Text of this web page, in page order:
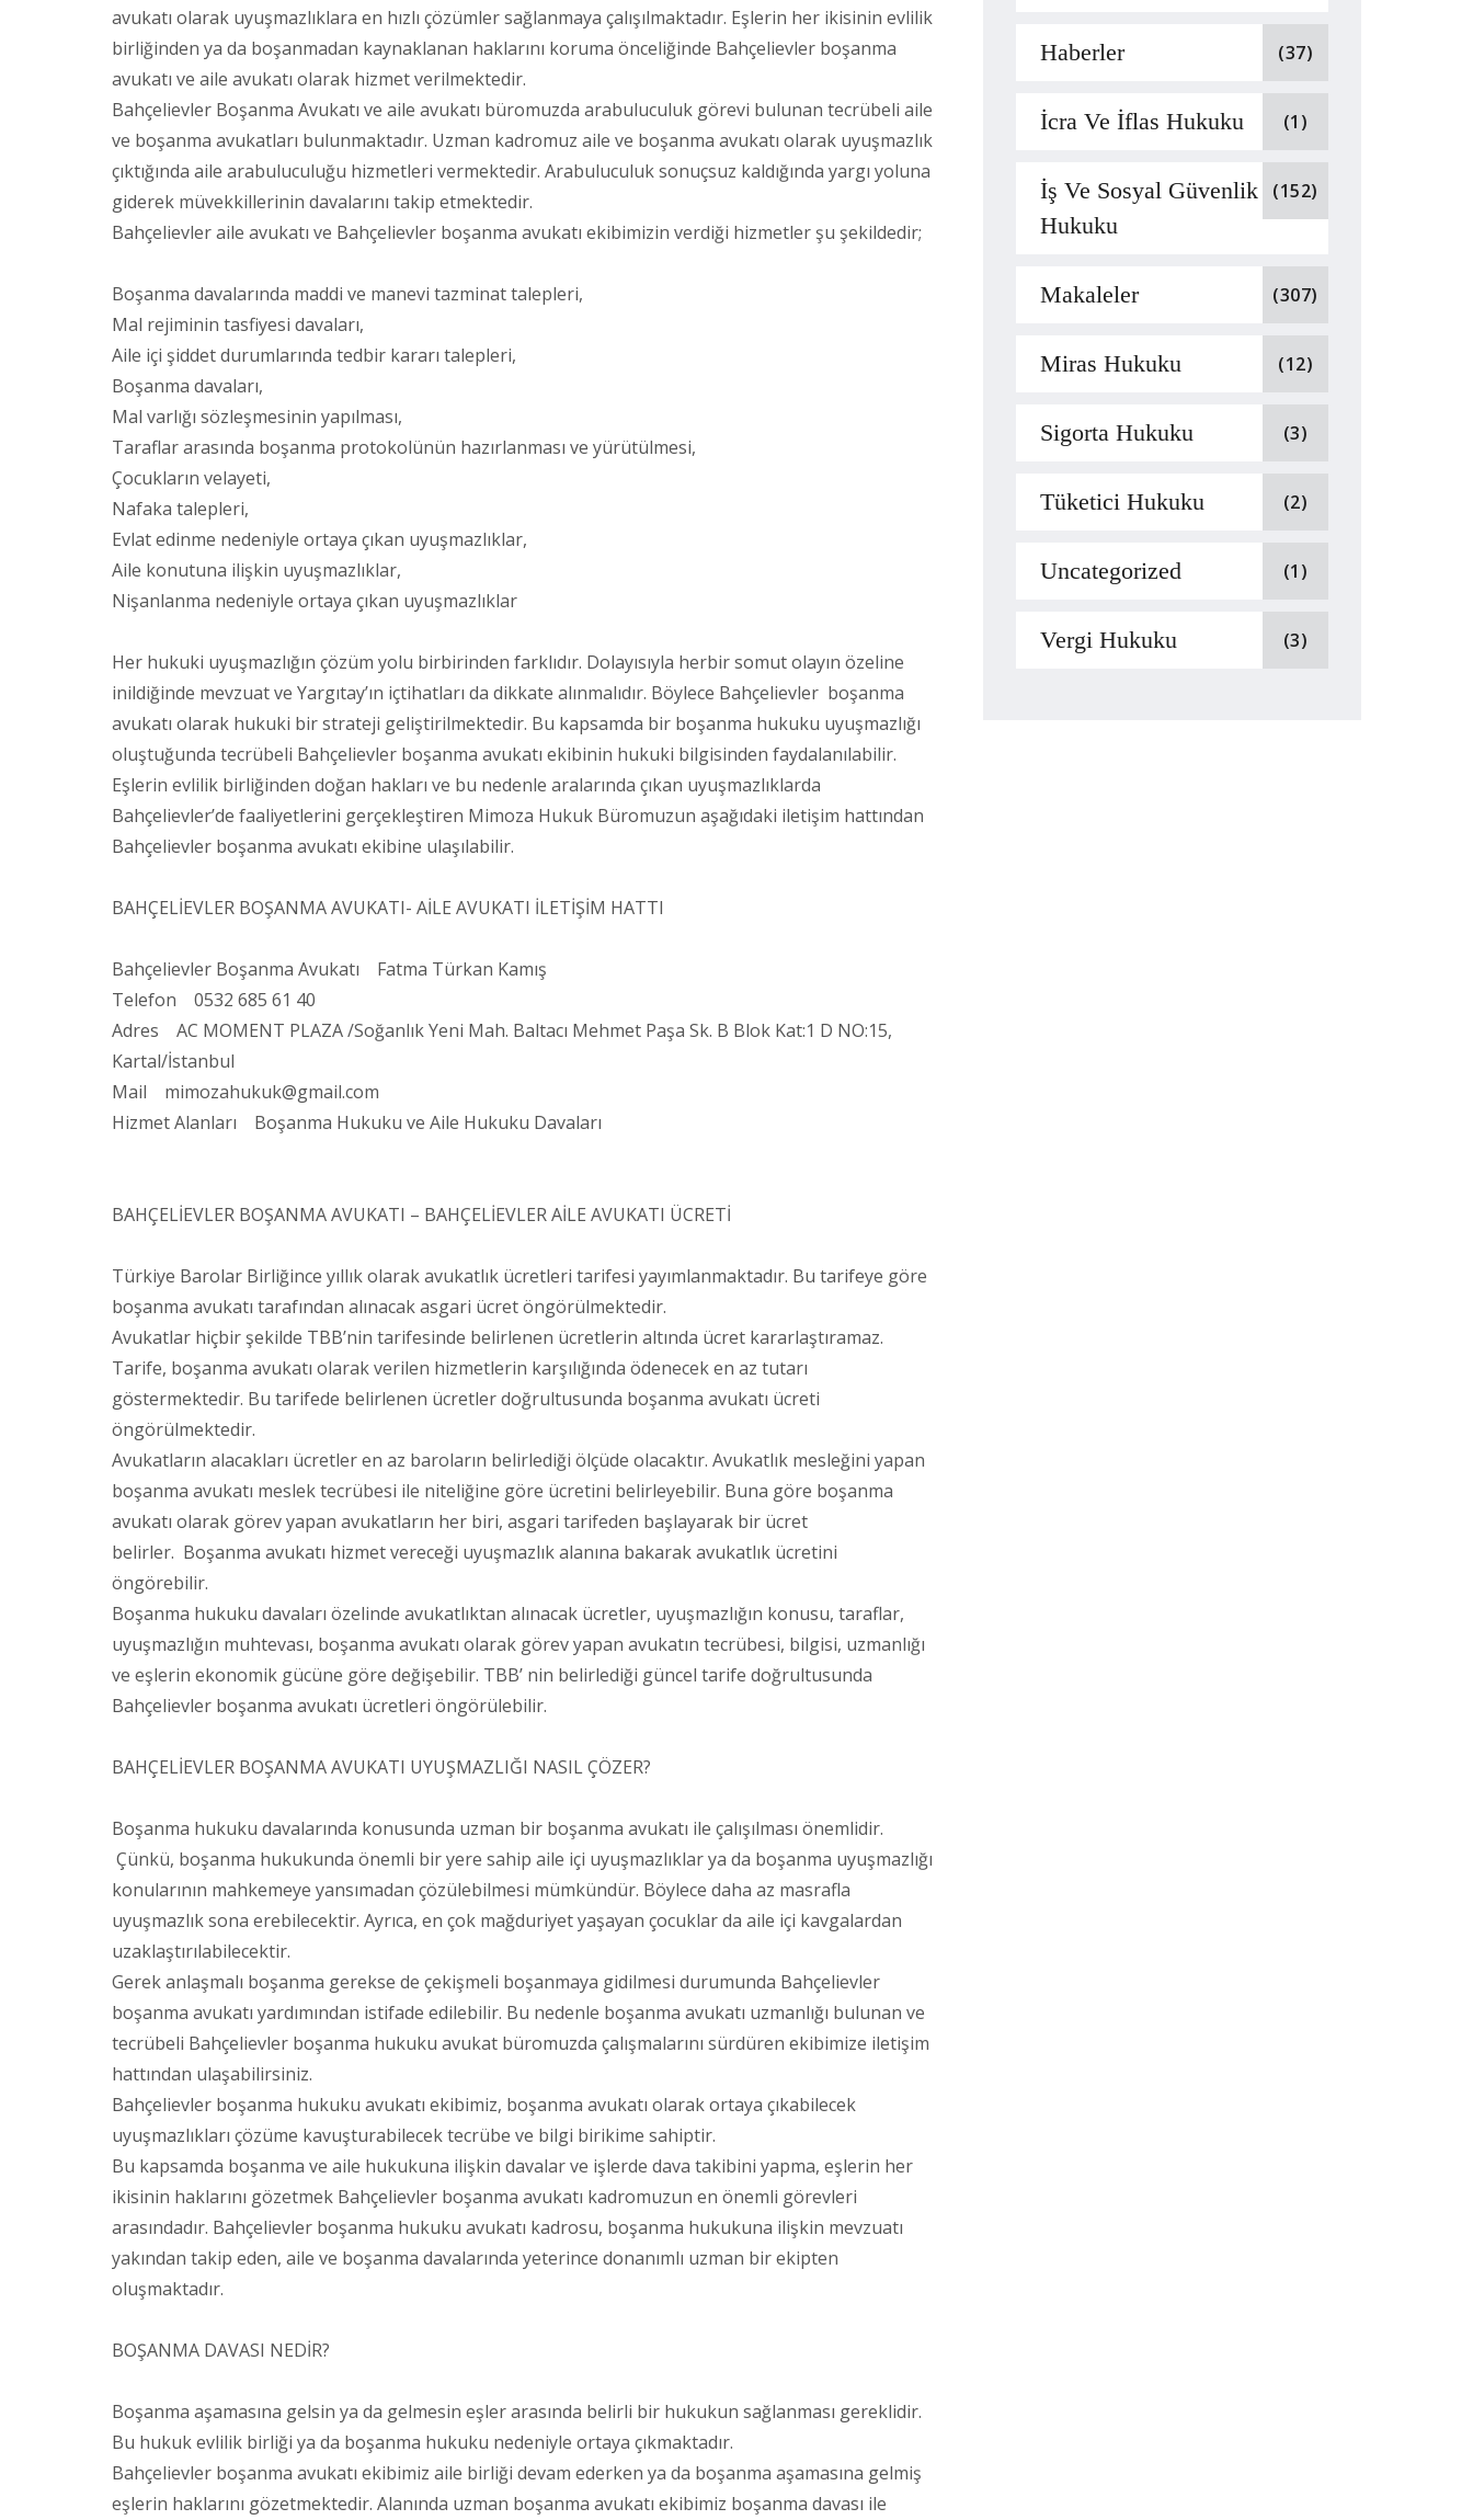
avukatı olarak uyuşmazlıklara en hızlı çözümler sağlanmaya çalışılmaktadır. Eşlerin her ikisinin evlilik
birliğinden ya da boşanmadan kaynaklanan haklarını koruma önceliğinde Bahçelievler boşanma
avukatı ve aile avukatı olarak hizmet verilmektedir.
Bahçelievler Boşanma Avukatı ve aile avukatı büromuzda arabuluculuk görevi bulunan tecrübeli aile
ve boşanma avukatları bulunmaktadır. Uzman kadromuz aile ve boşanma avukatı olarak uyuşmazlık
çıktığında aile arabuluculuğu hizmetleri vermektedir. Arabuluculuk sonuçsuz kaldığında yargı yoluna
giderek müvekkillerinin davalarını takip etmektedir.
Bahçelievler aile avukatı ve Bahçelievler boşanma avukatı ekibimizin verdiği hizmetler şu şekildedir;
Boşanma davalarında maddi ve manevi tazminat talepleri,
Mal rejiminin tasfiyesi davaları,
Aile içi şiddet durumlarında tedbir kararı talepleri,
Boşanma davaları,
Mal varlığı sözleşmesinin yapılması,
Taraflar arasında boşanma protokolünün hazırlanması ve yürütülmesi,
Çocukların velayeti,
Nafaka talepleri,
Evlat edinme nedeniyle ortaya çıkan uyuşmazlıklar,
Aile konutuna ilişkin uyuşmazlıklar,
Nişanlanma nedeniyle ortaya çıkan uyuşmazlıklar
Her hukuki uyuşmazlığın çözüm yolu birbirinden farklıdır. Dolayısıyla herbir somut olayın özeline
inildiğinde mevzuat ve Yargıtay’ın içtihatları da dikkate alınmalıdır. Böylece Bahçelievler boşanma
avukatı olarak hukuki bir strateji geliştirilmektedir. Bu kapsamda bir boşanma hukuku uyuşmazlığı
oluştuğunda tecrübeli Bahçelievler boşanma avukatı ekibinin hukuki bilgisinden faydalanılabilir.
Eşlerin evlilik birliğinden doğan hakları ve bu nedenle aralarında çıkan uyuşmazlıklarda
Bahçelievler’de faaliyetlerini gerçekleştiren Mimoza Hukuk Büromuzun aşağıdaki iletişim hattından
Bahçelievler boşanma avukatı ekibine ulaşılabilir.
BAHÇELİEVLER BOŞANMA AVUKATI- AİLE AVUKATI İLETİŞİM HATTI
Bahçelievler Boşanma Avukatı Fatma Türkan Kamış
Telefon 0532 685 61 40
Adres AC MOMENT PLAZA /Soğanlık Yeni Mah. Baltacı Mehmet Paşa Sk. B Blok Kat:1 D NO:15,
Kartal/İstanbul
Mail mimozahukuk@gmail.com
Hizmet Alanları Boşanma Hukuku ve Aile Hukuku Davaları
BAHÇELİEVLER BOŞANMA AVUKATI – BAHÇELİEVLER AİLE AVUKATI ÜCRETİ
Türkiye Barolar Birliğince yıllık olarak avukatlık ücretleri tarifesi yayımlanmaktadır. Bu tarifeye göre
boşanma avukatı tarafından alınacak asgari ücret öngörülmektedir.
Avukatlar hiçbir şekilde TBB’nin tarifesinde belirlenen ücretlerin altında ücret kararlaştıramaz.
Tarife, boşanma avukatı olarak verilen hizmetlerin karşılığında ödenecek en az tutarı
göstermektedir. Bu tarifede belirlenen ücretler doğrultusunda boşanma avukatı ücreti
öngörülmektedir.
Avukatların alacakları ücretler en az baroların belirlediği ölçüde olacaktır. Avukatlık mesleğini yapan
boşanma avukatı meslek tecrübesi ile niteliğine göre ücretini belirleyebilir. Buna göre boşanma
avukatı olarak görev yapan avukatların her biri, asgari tarifeden başlayarak bir ücret
belirler. Boşanma avukatı hizmet vereceği uyuşmazlık alanına bakarak avukatlık ücretini
öngörebilir.
Boşanma hukuku davaları özelinde avukatlıktan alınacak ücretler, uyuşmazlığın konusu, taraflar,
uyuşmazlığın muhtevası, boşanma avukatı olarak görev yapan avukatın tecrübesi, bilgisi, uzmanlığı
ve eşlerin ekonomik gücüne göre değişebilir. TBB’ nin belirlediği güncel tarife doğrultusunda
Bahçelievler boşanma avukatı ücretleri öngörülebilir.
BAHÇELİEVLER BOŞANMA AVUKATI UYUŞMAZLIĞI NASIL ÇÖZER?
Boşanma hukuku davalarında konusunda uzman bir boşanma avukatı ile çalışılması önemlidir.
Çünkü, boşanma hukukunda önemli bir yere sahip aile içi uyuşmazlıklar ya da boşanma uyuşmazlığı
konularının mahkemeye yansımadan çözülebilmesi mümkündür. Böylece daha az masrafla
uyuşmazlık sona erebilecektir. Ayrıca, en çok mağduriyet yaşayan çocuklar da aile içi kavgalardan
uzaklaştırılabilecektir.
Gerek anlaşmalı boşanma gerekse de çekişmeli boşanmaya gidilmesi durumunda Bahçelievler
boşanma avukatı yardımından istifade edilebilir. Bu nedenle boşanma avukatı uzmanlığı bulunan ve
tecrübeli Bahçelievler boşanma hukuku avukat büromuzda çalışmalarını sürdüren ekibimize iletişim
hattından ulaşabilirsiniz.
Bahçelievler boşanma hukuku avukatı ekibimiz, boşanma avukatı olarak ortaya çıkabilecek
uyuşmazlıkları çözüme kavuşturabilecek tecrübe ve bilgi birikime sahiptir.
Bu kapsamda boşanma ve aile hukukuna ilişkin davalar ve işlerde dava takibini yapma, eşlerin her
ikisinin haklarını gözetmek Bahçelievler boşanma avukatı kadromuzun en önemli görevleri
arasındadır. Bahçelievler boşanma hukuku avukatı kadrosu, boşanma hukukuna ilişkin mevzuatı
yakından takip eden, aile ve boşanma davalarında yeterince donanımlı uzman bir ekipten
oluşmaktadır.
BOŞANMA DAVASI NEDİR?
Boşanma aşamasına gelsin ya da gelmesin eşler arasında belirli bir hukukun sağlanması gereklidir.
Bu hukuk evlilik birliği ya da boşanma hukuku nedeniyle ortaya çıkmaktadır.
Bahçelievler boşanma avukatı ekibimiz aile birliği devam ederken ya da boşanma aşamasına gelmiş
eşlerin haklarını gözetmektedir. Alanında uzman boşanma avukatı ekibimiz boşanma davası ile
Haberler (37)
İcra Ve İflas Hukuku (1)
İş Ve Sosyal Güvenlik
Hukuku
(152)
Makaleler (307)
Miras Hukuku (12)
Sigorta Hukuku (3)
Tüketici Hukuku (2)
Uncategorized (1)
Vergi Hukuku (3)